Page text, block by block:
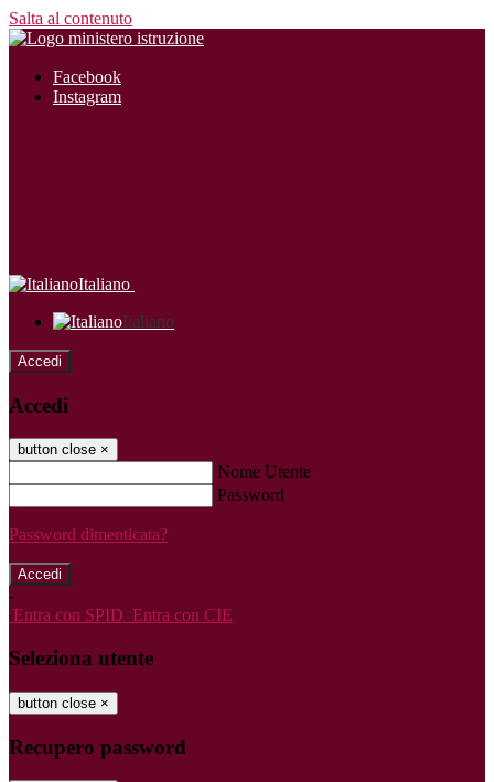
Salta al contenuto
Facebook
Instagram
Italiano
Italiano
Accedi
Accedi
button close ×
Nome Utente
Password
Password dimenticata?
-
Entra con SPID Entra con CIE
Seleziona utente
button close ×
Recupero password